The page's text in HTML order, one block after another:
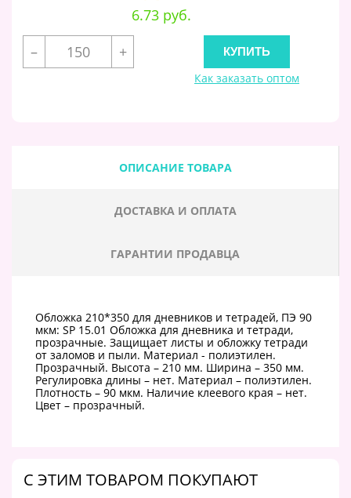
6.73 руб.
–
+
Как заказать оптом
ОПИСАНИЕ ТОВАРА
ДОСТАВКА И ОПЛАТА
ГАРАНТИИ ПРОДАВЦА
Обложка 210*350 для дневников и тетрадей, ПЭ 90
мкм: SP 15.01 Обложка для дневника и тетради,
прозрачные. Защищает листы и обложку тетради
от заломов и пыли. Материал - полиэтилен.
Прозрачный. Высота – 210 мм. Ширина – 350 мм.
Регулировка длины – нет. Материал – полиэтилен.
Плотность – 90 мкм. Наличие клеевого края – нет.
Цвет – прозрачный.
C ЭТИМ ТОВАРОМ ПОКУПАЮТ